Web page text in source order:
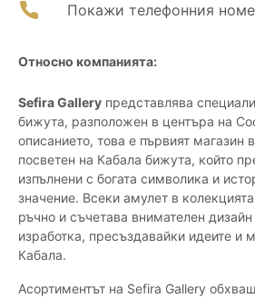
Покажи телефонния
Относно компанията:
Sefira Gallery представлява
бижута, разположен в центъра на
описанието, това е първият магазин
посветен на Кабала бижута, който
изпълнени с богата символика и
значение. Всеки амулет в
ръчно и съчетава внимателен
изработка, пресъздавайки идеите и
Кабала.
Асортиментът на Sefira Gallery